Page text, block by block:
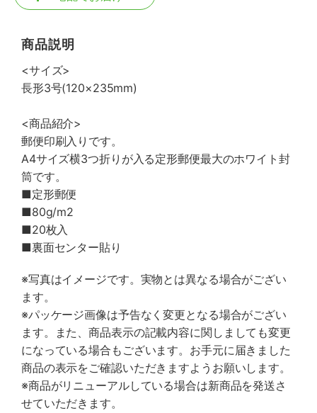
商品説明
<サイズ>
長形3号(120×235mm)
<商品紹介>
郵便印刷入りです。
A4サイズ横3つ折りが入る定形郵便最大のホワイト封
筒です。
■定形郵便
■80g/m2
■20枚入
■裏面センター貼り
※写真はイメージです。実物とは異なる場合がござい
ます。
※パッケージ画像は予告なく変更となる場合がござい
ます。また、商品表示の記載内容に関しましても変更
になっている場合もございます。お手元に届きました
商品の表示をご確認いただきますようお願いします。
※商品がリニューアルしている場合は新商品を発送さ
せていただきます。